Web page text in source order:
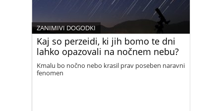
Kaj so perzeidi, ki jih bomo te dni
lahko opazovali na nočnem nebu?
ZANIMIVI DOGODKI
Kmalu bo nočno nebo krasil prav poseben naravni
fenomen